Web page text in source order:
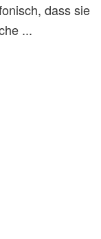
dass sie
...